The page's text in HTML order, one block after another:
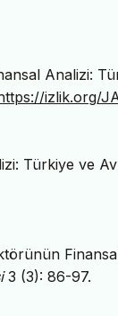
Analizi:
izlik.org/
Türkiye ve
3 (3): 86-97.